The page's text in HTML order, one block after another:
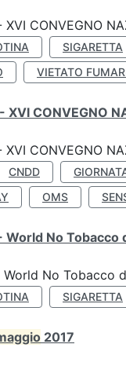
XVI CONVEGNO
SIGARETTA
VIETATO
XVI CONVEGNO
XVI CONVEGNO
CNDD
OMS
World No Tobacco
World No Tobacco
SIGARETTA
2017